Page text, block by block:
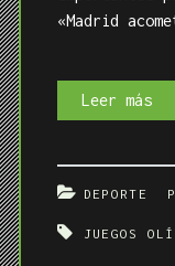
«Madrid
Leer más
DEPORTE
JUEGOS